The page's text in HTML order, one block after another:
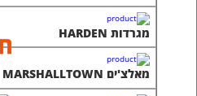
מאלץ גומי לרובה (כחול/אדום) S.I.R.I
ציוד לרתכים Great Neck